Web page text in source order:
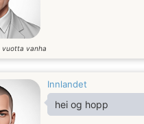
vuotta vanha
Innlandet
hei og hopp